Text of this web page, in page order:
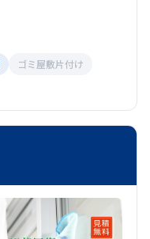
ゴミ屋敷片付け